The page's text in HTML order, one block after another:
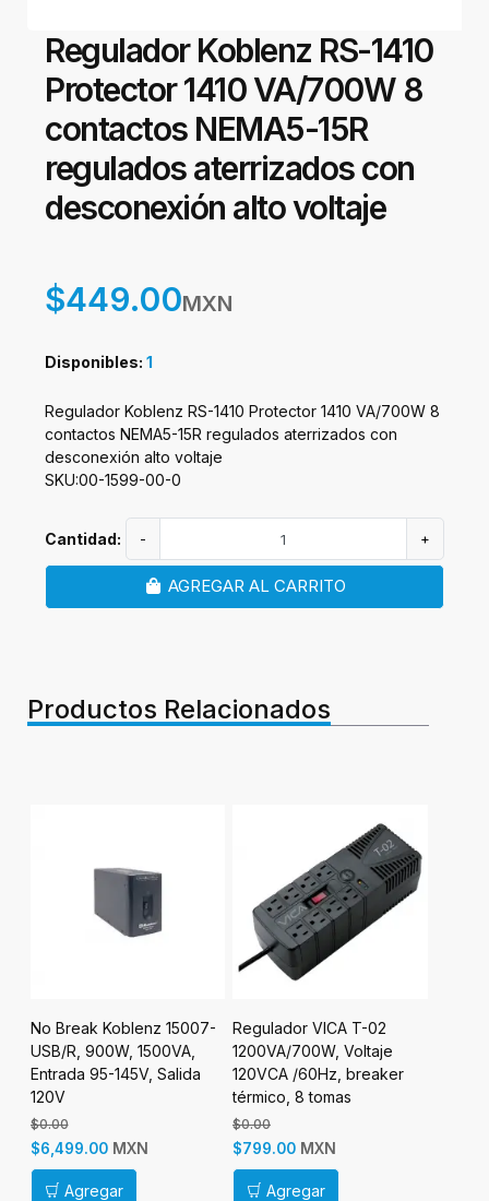
Regulador Koblenz RS-1410
Protector 1410 VA/700W 8
contactos NEMA5-15R
regulados aterrizados con
desconexión alto voltaje
$449.00MXN
Disponibles: 1
Regulador Koblenz RS-1410 Protector 1410 VA/700W 8
contactos NEMA5-15R regulados aterrizados con
desconexión alto voltaje
SKU:00-1599-00-0
Cantidad: - +
AGREGAR AL CARRITO
Productos Relacionados
No Break Koblenz 15007-
USB/R, 900W, 1500VA,
Entrada 95-145V, Salida
120V
$0.00
$6,499.00 MXN
Agregar
Regulador VICA T-02
1200VA/700W, Voltaje
120VCA /60Hz, breaker
térmico, 8 tomas
protegidas, indicadores
LED, puerto RJ11,
empotrable en pared
$0.00
$799.00 MXN
Agregar